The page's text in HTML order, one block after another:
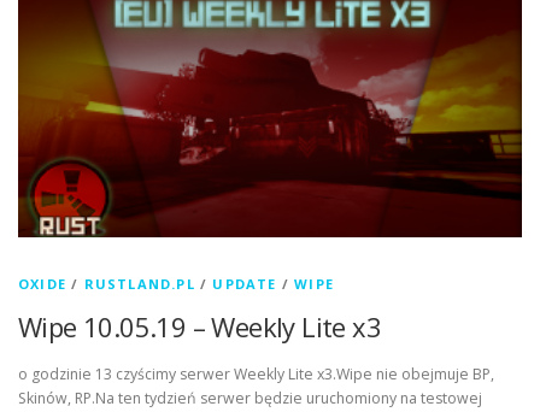
OXIDE / RUSTLAND.PL / UPDATE /WIPE
Wipe 10.05.19 – Weekly Lite x3
o godzinie 13 czyścimy serwer Weekly Lite x3.Wipe nie obejmuje BP,
Skinów, RP.Na ten tydzień serwer będzie uruchomiony na testowej